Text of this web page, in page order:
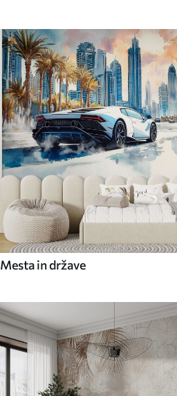
Mesta in države